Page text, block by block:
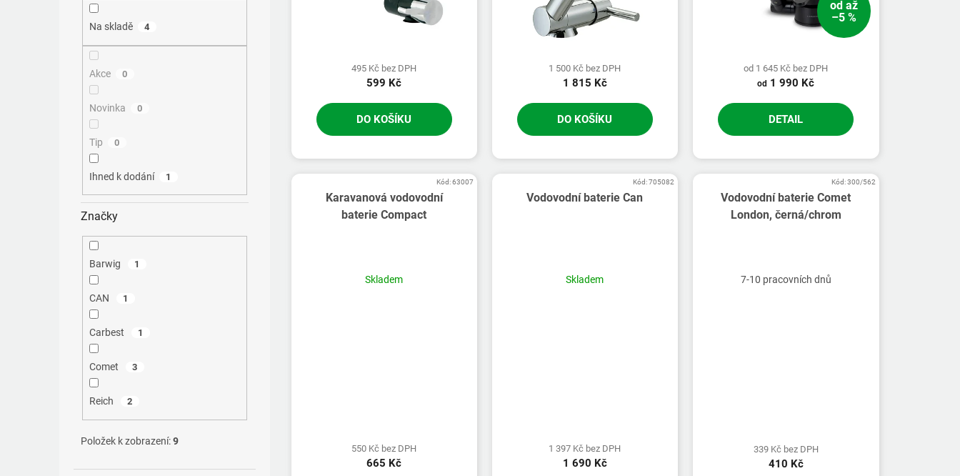
Na skladě 4
Akce 0
Novinka 0
Tip 0
Ihned k dodání 1
Značky
Barwig 1
CAN 1
Carbest 1
Comet 3
Reich 2
Položek k zobrazení:9
495 Kč bez DPH
599 Kč
DO KOŠÍKU
1 500 Kč bez DPH
1 815 Kč
DO KOŠÍKU
od až
–5 %
od 1 645 Kč bez DPH
od 1 990 Kč
DETAIL
Karavanová vodovodní
baterie Compact
Skladem
550 Kč bez DPH
665 Kč
Kód:63007
Vodovodní baterie Can
Skladem
1 397 Kč bez DPH
1 690 Kč
Kód:705082
Vodovodní baterie Comet
London, černá/chrom
7-10 pracovních dnů
339 Kč bez DPH
410 Kč
Kód:300/562